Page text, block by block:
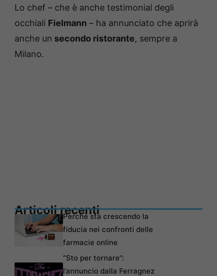
Lo chef – che è anche testimonial degli
occhiali Fielmann – ha annunciato che aprirà
anche un secondo ristorante, sempre a
Milano.
Articoli recentiPerché sta crescendo la
fiducia nei confronti delle
farmacie online
“Sto per tornare”:
l’annuncio dalla Ferragnez